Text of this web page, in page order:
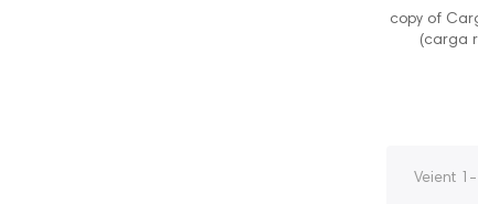
copy of
(carga
Veient